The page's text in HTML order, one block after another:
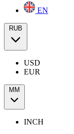
EN
RUB
USD
EUR
ММ
INCH